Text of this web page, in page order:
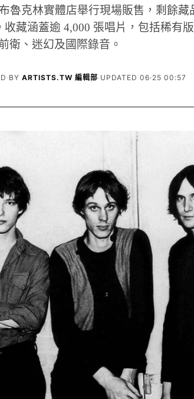
魯克林實體店舉行現場販售，剩餘藏
收藏涵蓋逾 4,000 張唱片，包括稀有
衛、迷幻及國際錄音。
· BYARTISTS.TW 編輯部· UPDATED 06·25 00:57